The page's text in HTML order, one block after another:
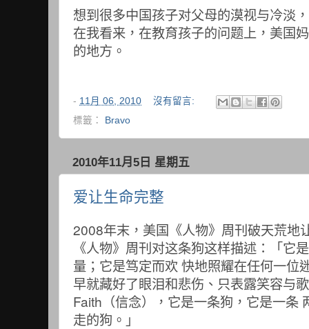
想到很多中国孩子对父母的漠视与冷淡
在我看来，在教育孩子的问题上，美国
的地方。
- 11月 06, 2010
沒有留言:
標籤：
Bravo
2010年11月5日 星期五
爱让生命完整
2008年末，美国《人物》周刊破天荒地
《人物》周刊对这条狗这样描述：「它
量；它是笃定而欢 快地照耀在任何一位
早就藏好了眼泪和悲伤、只表露笑容与
Faith（信念），它是一条狗，它是一条
走的狗。」